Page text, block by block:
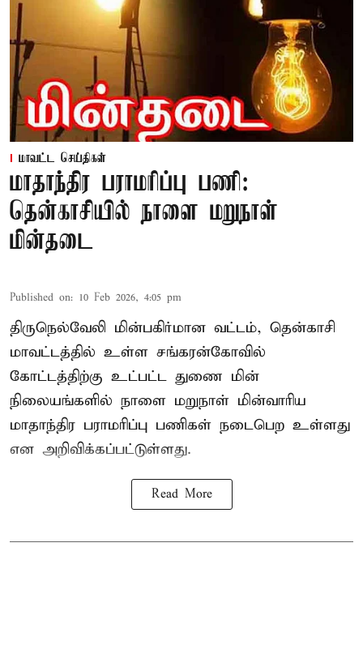
மாவட்ட செய்திகள்
மாதாந்திர பராமரிப்பு பணி:
தென்காசியில் நாளை மறுநாள்
மின்தடை
Published on: 10 Feb 2026, 4:05 pm
திருநெல்வேலி மின்பகிர்மான வட்டம், தென்காசி
மாவட்டத்தில் உள்ள சங்கரன்கோவில்
கோட்டத்திற்கு உட்பட்ட துணை மின்
நிலையங்களில் நாளை மறுநாள் மின்வாரிய
மாதாந்திர பராமரிப்பு பணிகள் நடைபெற உள்ளது
என அறிவிக்கப்பட்டுள்ளது.
Read More